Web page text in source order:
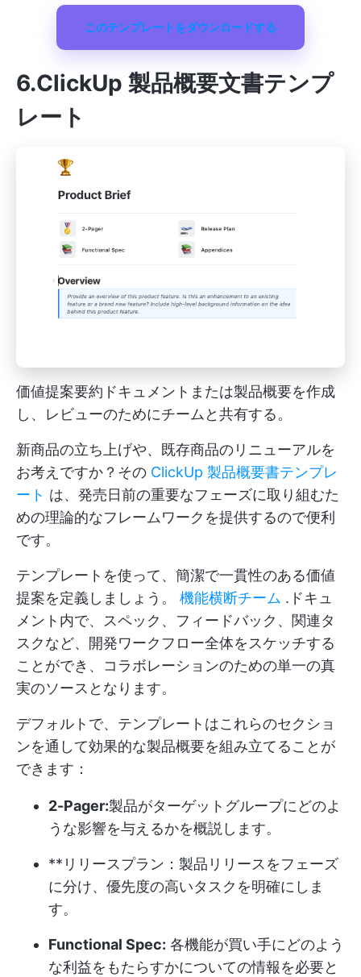
このテンプレートをダウンロードする
6.ClickUp 製品概要文書テンプ
レート
価値提案要約ドキュメントまたは製品概要を作成
し、レビューのためにチームと共有する。
新商品の立ち上げや、既存商品のリニューアルを
お考えですか？その ClickUp 製品概要書テンプレ
ート は、発売日前の重要なフェーズに取り組むた
めの理論的なフレームワークを提供するので便利
です。
テンプレートを使って、簡潔で一貫性のある価値
提案を定義しましょう。 機能横断チーム .ドキュ
メント内で、スペック、フィードバック、関連タ
スクなど、開発ワークフロー全体をスケッチする
ことができ、コラボレーションのための単一の真
実のソースとなります。
デフォルトで、テンプレートはこれらのセクショ
ンを通して効果的な製品概要を組み立てることが
できます：
2-Pager:製品がターゲットグループにどのよ
うな影響を与えるかを概説します。
**リリースプラン：製品リリースをフェーズ
に分け、優先度の高いタスクを明確にしま
す。
Functional Spec: 各機能が買い手にどのよう
な利益をもたらすかについての情報を必要と